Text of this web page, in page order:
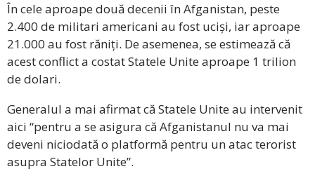
În cele aproape două decenii în Afganistan, peste
2.400 de militari americani au fost uciși, iar aproape
21.000 au fost răniți. De asemenea, se estimează că
acest conflict a costat Statele Unite aproape 1 trilion
de dolari.
Generalul a mai afirmat că Statele Unite au intervenit
aici “pentru a se asigura că Afganistanul nu va mai
deveni niciodată o platformă pentru un atac terorist
asupra Statelor Unite”.